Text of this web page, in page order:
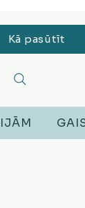
Kā pasūtīt